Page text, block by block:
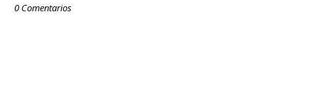
0 Comentarios